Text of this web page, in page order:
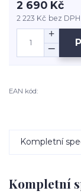
2 690 Kč
2 223 Kč bez DPH
EAN kód:
Kompletní
Kompletní